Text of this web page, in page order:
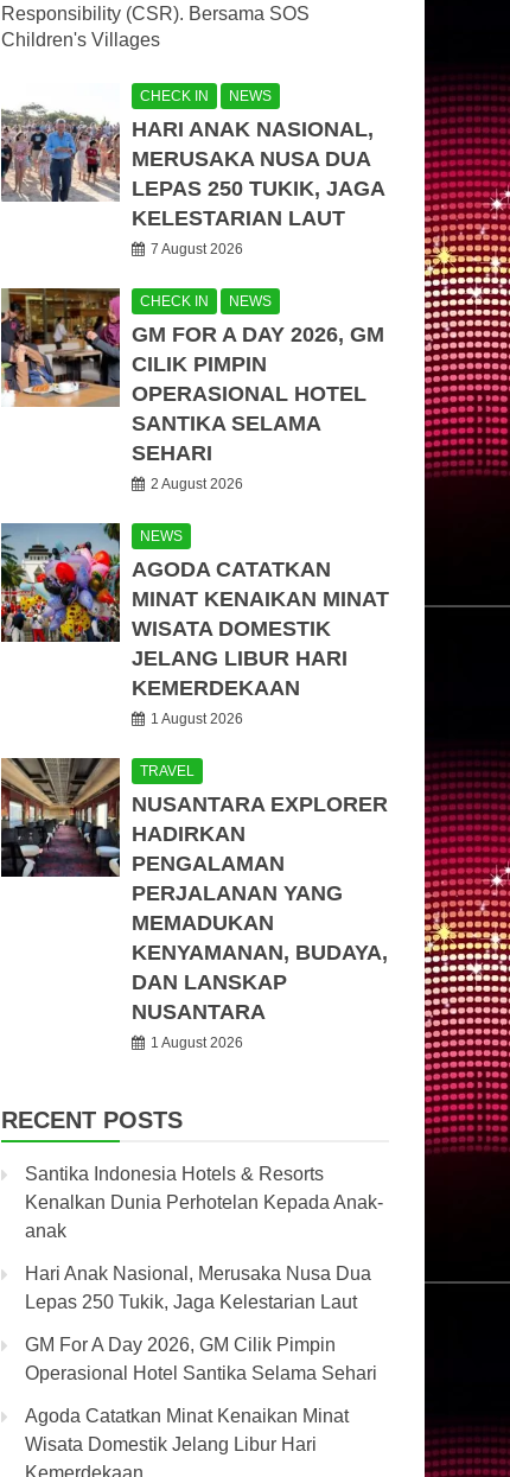
Responsibility (CSR). Bersama SOS
Children's Villages
CHECK IN NEWS
HARI ANAK NASIONAL,
MERUSAKA NUSA DUA
LEPAS 250 TUKIK, JAGA
KELESTARIAN LAUT
7 August 2026
CHECK IN NEWS
GM FOR A DAY 2026, GM
CILIK PIMPIN
OPERASIONAL HOTEL
SANTIKA SELAMA
SEHARI
2 August 2026
NEWS
AGODA CATATKAN
MINAT KENAIKAN MINAT
WISATA DOMESTIK
JELANG LIBUR HARI
KEMERDEKAAN
1 August 2026
TRAVEL
NUSANTARA EXPLORER
HADIRKAN
PENGALAMAN
PERJALANAN YANG
MEMADUKAN
KENYAMANAN, BUDAYA,
DAN LANSKAP
NUSANTARA
1 August 2026
RECENT POSTS
Santika Indonesia Hotels & Resorts
Kenalkan Dunia Perhotelan Kepada Anak-
anak
Hari Anak Nasional, Merusaka Nusa Dua
Lepas 250 Tukik, Jaga Kelestarian Laut
GM For A Day 2026, GM Cilik Pimpin
Operasional Hotel Santika Selama Sehari
Agoda Catatkan Minat Kenaikan Minat
Wisata Domestik Jelang Libur Hari